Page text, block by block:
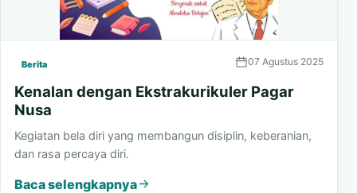
Berita 07 Agustus 2025
Kenalan dengan Ekstrakurikuler Pagar
Nusa
Kegiatan bela diri yang membangun disiplin, keberanian,
dan rasa percaya diri.
Baca selengkapnya